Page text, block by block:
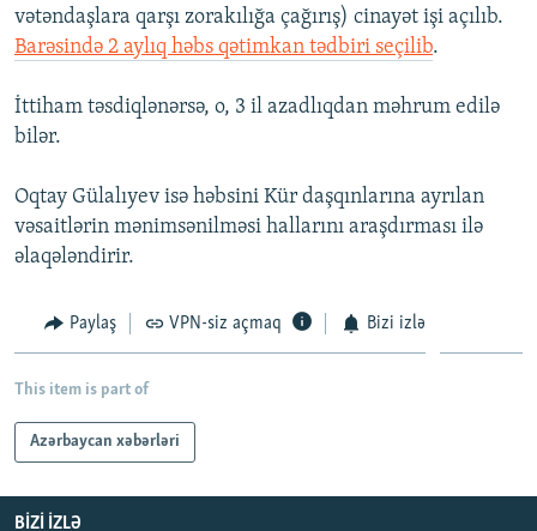
vətəndaşlara qarşı zorakılığa çağırış) cinayət işi açılıb.
Barəsində 2 aylıq həbs qətimkan tədbiri seçilib.
İttiham təsdiqlənərsə, o, 3 il azadlıqdan məhrum edilə
bilər.
Oqtay Gülalıyev isə həbsini Kür daşqınlarına ayrılan
vəsaitlərin mənimsənilməsi hallarını araşdırması ilə
əlaqələndirir.
Paylaş VPN-siz açmaq Bizi izlə
This item is part of
Azərbaycan xəbərləri
BIZI IZLƏ